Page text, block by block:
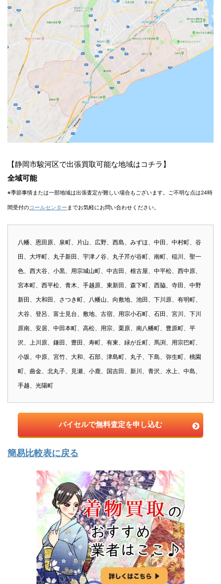
【静岡市駿河区で出張買取可能な地域はコチラ】
全域可能
※季節事情または一部地域は出張査定が難しい場合もございます。ご不明な点は24時
間受付のコールセンター までお気軽にお問い合わせください。
八幡、恩田原、泉町、片山、広野、西島、みずほ、中田、中村町、谷
田、大坪町、丸子新田、宇津ノ谷、丸子芹が谷町、南町、稲川、聖一
色、西大谷、小黒、用宗城山町、中吉田、根古屋、中平松、西中原、
宮本町、西平松、青木、手越原、東新田、森下町、西脇、寺田、中野
新田、大和田、さつき町、八幡山、向敷地、池田、下川原、有明町、
大谷、登呂、富士見台、敷地、古宿、用宗小石町、石田、宮川、下川
原南、安居、中田本町、高松、用宗、栗原、南八幡町、豊原町、平
沢、上川原、鎌田、豊田、寿町、有東、緑が丘町、馬渕、用宗巴町、
小坂、中原、宮竹、大和、石部、津島町、丸子、下島、弥生町、桃園
町、曲金、北丸子、見瀬、小鹿、国吉田、新川、青沢、水上、中島、
手越、光陽町
バイセルで無料査定を申し込む
簡易比較表に戻る